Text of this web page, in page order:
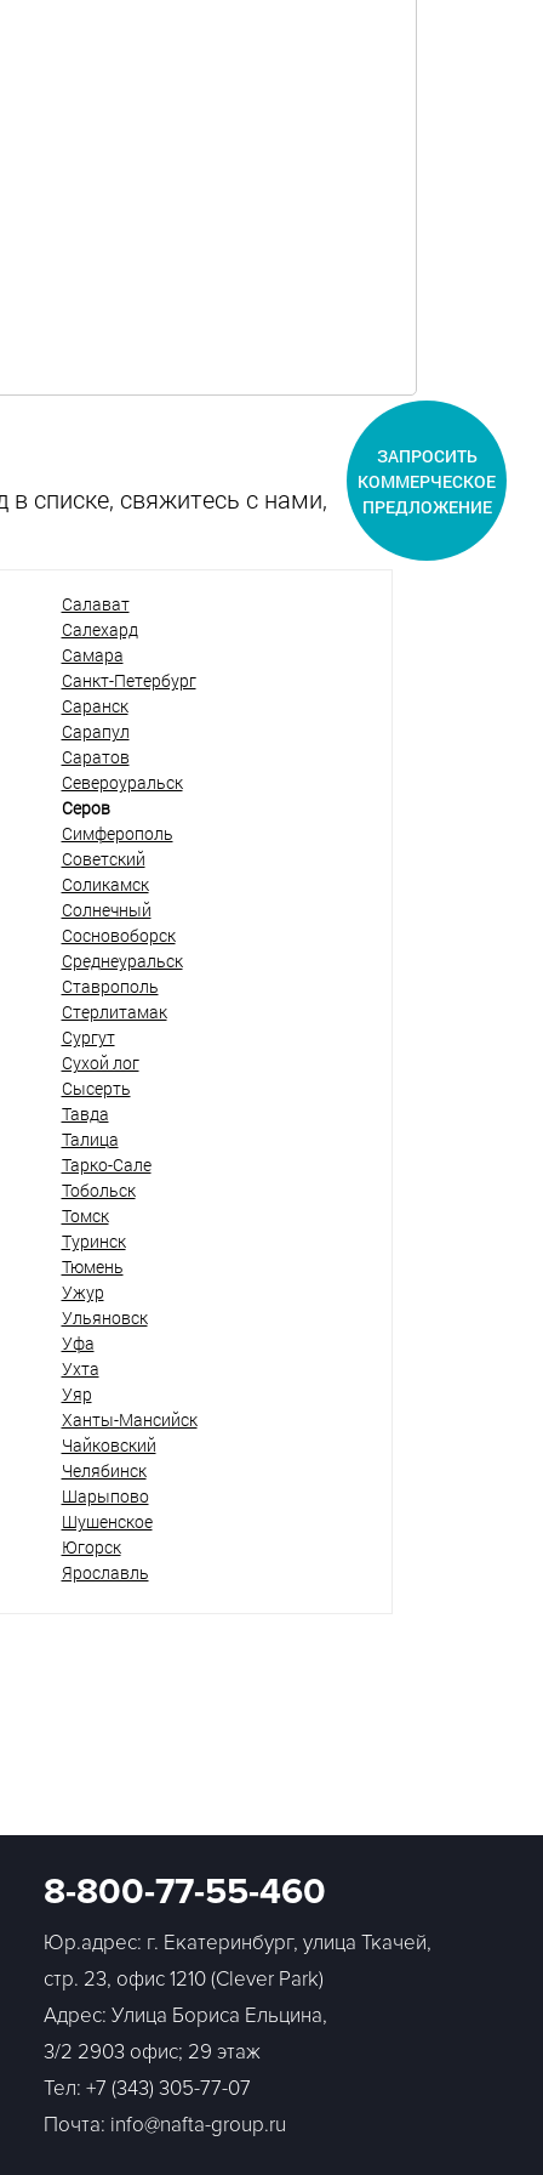
списке, свяжитесь с нами,
Салават
Салехард
Самара
Санкт-Петербург
Саранск
Сарапул
Саратов
Североуральск
Серов
Симферополь
Советский
Соликамск
Солнечный
Сосновоборск
Среднеуральск
Ставрополь
Стерлитамак
Сургут
Сухой лог
Сысерть
Тавда
Талица
Тарко-Сале
Тобольск
Томск
Туринск
Тюмень
Ужур
Ульяновск
Уфа
Ухта
Уяр
Ханты-Мансийск
Чайковский
Челябинск
Шарыпово
Шушенское
Югорск
Ярославль
8-800-77-55-460
Юр.адрес: г. Екатеринбург, улица Ткачей,
стр. 23, офис 1210 (Clever Park)
Адрес: Улица Бориса Ельцина,
3/2 2903 офис; 29 этаж
Тел: +7 (343) 305-77-07
Почта: info@nafta-group.ru
ЗАПРОСИТЬ
КОММЕРЧЕСКОЕ
ПРЕДЛОЖЕНИЕ